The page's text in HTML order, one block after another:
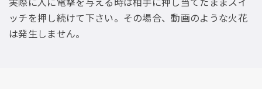
ッチを押し続けて下さい。その場合、動画のような火花
は発生しません。